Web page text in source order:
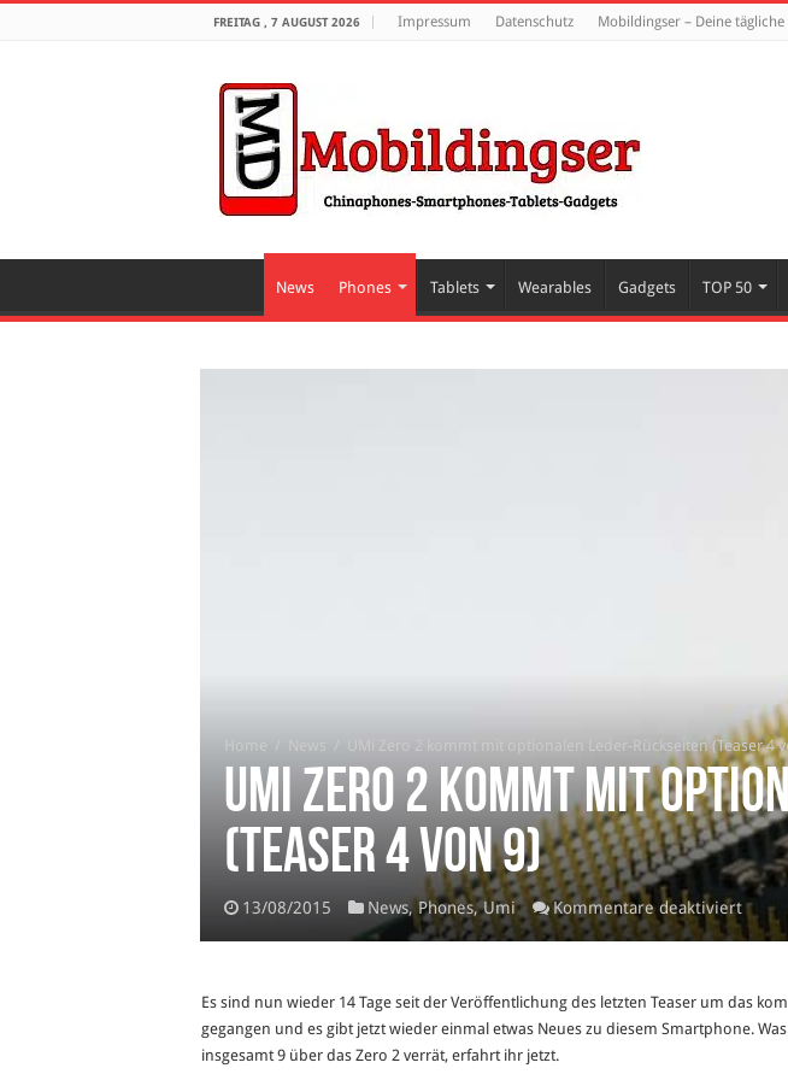
FREITAG , 7 AUGUST 2026 Impressum Datenschutz Mobildingser – Deine tägliche
News Phones Tablets Wearables Gadgets TOP 50
Home / News / UMi Zero 2 kommt mit optionalen Leder-Rückseiten (Teaser 4
UMi Zero 2 kommt mit
(Teaser 4 von 9)
13/08/2015 News, Phones,Umi Kommentare deaktiviertfür
UMi
mit
Es sind nun wieder 14 Tage seit der Veröffentlichung des letzten Teaser um das
gegangen und es gibt jetzt wieder einmal etwas Neues zu diesem Smartphone.
insgesamt 9 über das Zero 2 verrät, erfahrt ihr jetzt.